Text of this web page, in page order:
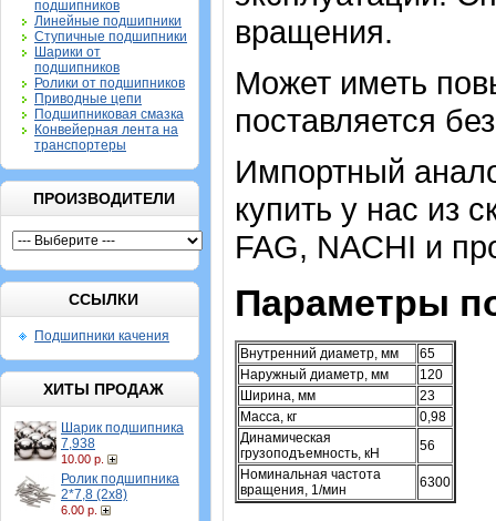
подшипников
Линейные подшипники
Ступичные подшипники
Шарики от
подшипников
Ролики от подшипников
Приводные цепи
Подшипниковая смазка
Конвейерная лента на
транспортеры
ПРОИЗВОДИТЕЛИ
ССЫЛКИ
Подшипники качения
ХИТЫ ПРОДАЖ
Шарик подшипника
7,938
10.00 р.
Ролик подшипника
2*7,8 (2х8)
6.00 р.
вращения.
Может иметь
поставляется
Импортный
купить у нас из
FAG, NACHI и
Параметры
Внутренний диаметр, мм
65
Наружный диаметр, мм
120
Ширина, мм
23
Масса, кг
0,98
Динамическая
грузоподъемность, кН
56
Номинальная частота
вращения, 1/мин
6300